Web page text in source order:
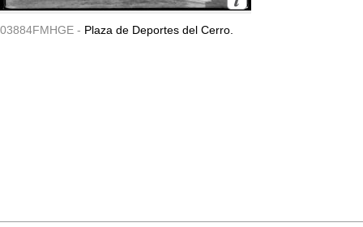
03884FMHGE - Plaza de Deportes del Cerro.